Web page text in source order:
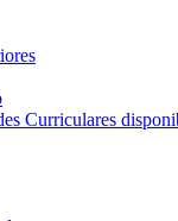
Curriculares